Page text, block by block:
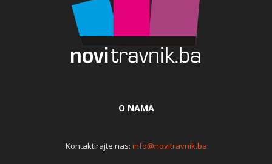
O NAMA
Kontaktirajte nas: info@novitravnik.ba